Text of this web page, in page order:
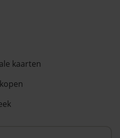
kaarten